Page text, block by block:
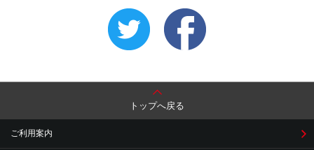
トップへ戻る
ご利用案内